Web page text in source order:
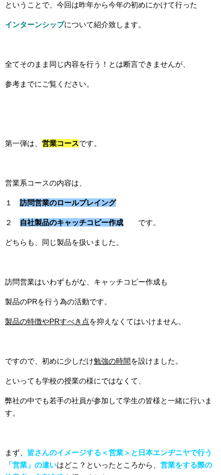
ということで、今回は昨年から今年の初めにかけて行った
インターンシップについて紹介致します。
全てそのまま同じ内容を行う！とは断言できませんが、
参考までにご覧ください。
第一弾は、 営業コースです。
営業系コースの内容は、
１ 訪問営業のロールプレイング
２ 自社製品のキャッチコピー作成 です。
どちらも、同じ製品を扱いました。
訪問営業はいわずもがな、キャッチコピー作成も
製品のPRを行う為の活動です。
製品の特徴やPRすべき点を抑えなくてはいけません。
ですので、初めに少しだけ勉強の時間を設けました。
といっても学校の授業の様にではなくて、
弊社の中でも若手の社員が参加して学生の皆様と一緒に行いま
す。
まず、 皆さんのイメージする＜営業＞と日本エンヂニヤで行う
「営業」の違いはどこ？ といったところから、 営業をする際の